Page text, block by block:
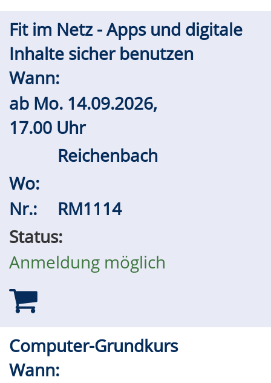
Fit im Netz - Apps und digitale
Inhalte sicher benutzen
Wann:
ab Mo. 14.09.2026,
17.00 Uhr
Reichenbach
Wo:
Nr.:
RM1114
Status:
Anmeldung möglich
Computer-Grundkurs
Wann: